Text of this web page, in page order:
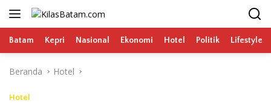
Langsung
Batam Kepri Nasional Ekonomi Hotel Politik Lifestyle
Beranda Hotel
Hotel